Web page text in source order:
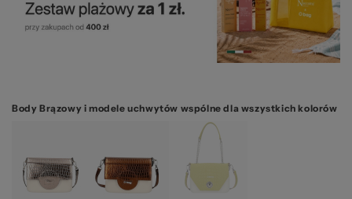
Body Brązowy i modele uchwytów wspólne dla wszystkich kolorów